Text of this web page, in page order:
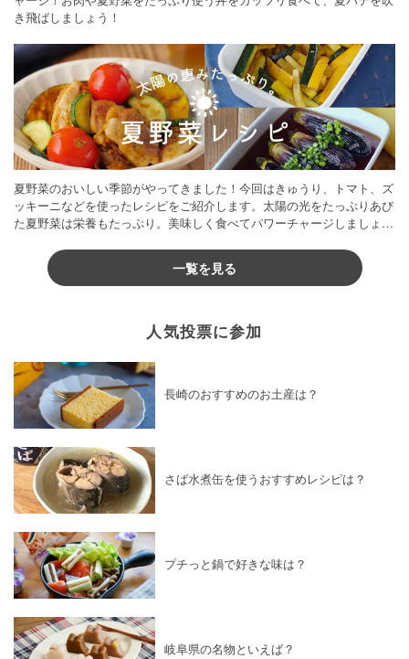
き飛ばしましょう！
夏野菜のおいしい季節がやってきました！今回はきゅうり、トマト、ズ
ッキーニなどを使ったレシピをご紹介します。太陽の光をたっぷりあび
た夏野菜は栄養もたっぷり。美味しく食べてパワーチャージしましょう
一覧を見る
人気投票に参加
長崎のおすすめのお土産は？
さば水煮缶を使うおすすめレシピは？
プチっと鍋で好きな味は？
岐阜県の名物といえば？